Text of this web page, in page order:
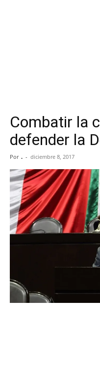
Combatir la
defender la
Por . - diciembre 8, 2017